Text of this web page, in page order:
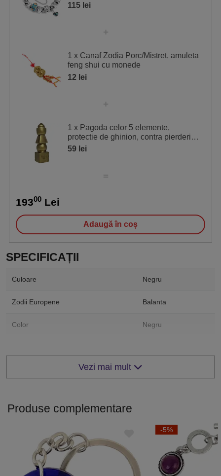
ale încheieturilor de la mâini.
inima dragoste si simboluri
115 lei
1 x Canaf Zodia Porc/Mistret, amuleta
feng shui cu monede
12 lei
1 x Pagoda celor 5 elemente,
protectie de ghinion, contra pierderi
financiare si boli, 13 cm
59 lei
19300 Lei
Adaugă în coș
SPECIFICAȚII
Culoare Negru
Zodii Europene Balanta
Color Negru
Vezi mai mult
Produse complementare
-5%